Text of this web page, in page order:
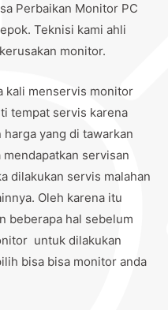
Perbaikan Monitor PC
Teknisi kami ahli
monitor.
kali menservis monitor
tempat servis karena
yang di tawarkan
servisan
dilakukan servis malahan
Oleh karena itu
beberapa hal sebelum
untuk dilakukan
bisa bisa monitor anda